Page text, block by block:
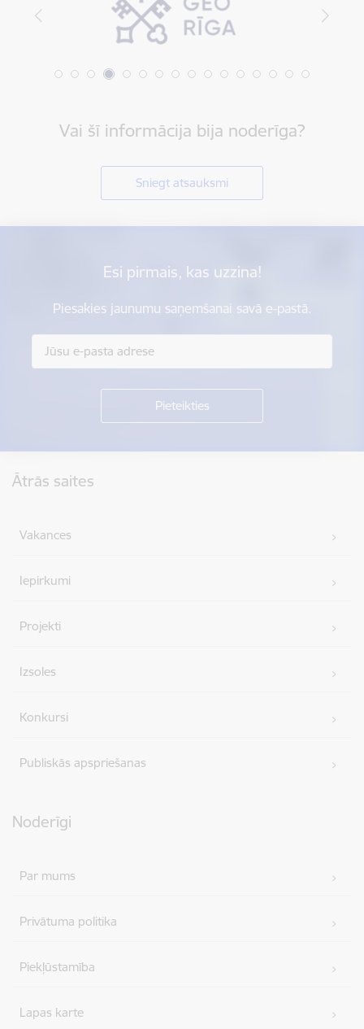
Vai šī informācija bija noderīga?
Sniegt atsauksmi
Esi pirmais, kas uzzina!
Piesakies jaunumu saņemšanai savā e-pastā.
Ātrās saites
Vakances
Iepirkumi
Projekti
Izsoles
Konkursi
Publiskās apspriešanas
Noderīgi
Par mums
Privātuma politika
Piekļūstamība
Lapas karte